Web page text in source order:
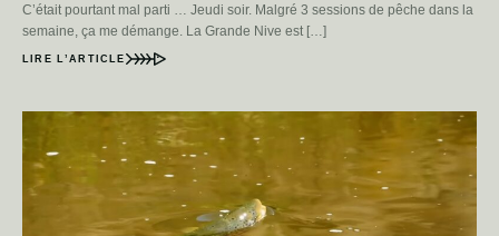
C’était pourtant mal parti … Jeudi soir. Malgré 3 sessions de pêche dans la
semaine, ça me démange. La Grande Nive est […]
LIRE L’ARTICLE